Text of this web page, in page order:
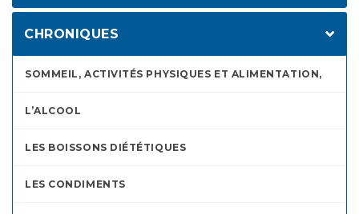
SYLVAIN GUIMOND
DAN BÉRUBÉ
CLAUDE LEGAULT
FRANÇOIS MORENCY
JESSICA HARNOIS
DAVE MORISSETTE
CHRONIQUES
SOMMEIL, ACTIVITÉS PHYSIQUES ET ALIMENTATION,
L’ALCOOL
LES BOISSONS DIÉTÉTIQUES
LES CONDIMENTS